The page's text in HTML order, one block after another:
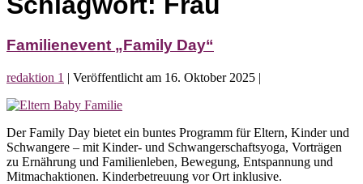
Familienevent „Family Day“
redaktion 1 | Veröffentlicht am 16. Oktober 2025 |
Familienevent
Day“
Der Family Day bietet ein buntes Programm für Eltern, Kinder und
Schwangere – mit Kinder- und Schwangerschaftsyoga, Vorträgen
zu Ernährung und Familienleben, Bewegung, Entspannung und
Mitmachaktionen. Kinderbetreuung vor Ort inklusive.